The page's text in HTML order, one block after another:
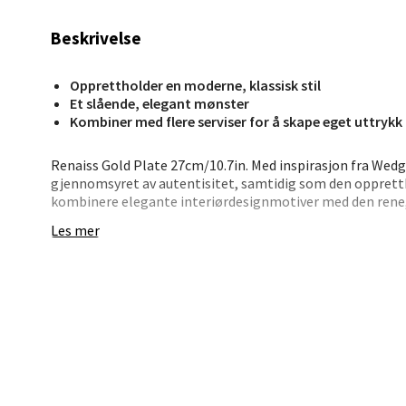
Beskrivelse
Opprettholder en moderne, klassisk stil
Et slående, elegant mønster
Kombiner med flere serviser for å skape eget
Renaiss Gold Plate 27cm/10.7in. Med inspirasjon fra
gjennomsyret av autentisitet, samtidig som den
kombinere elegante interiørdesignmotiver med den
slående, elegant mønster. Perfekt til formelle middager,
Les mer